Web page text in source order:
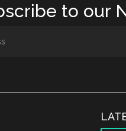
to our